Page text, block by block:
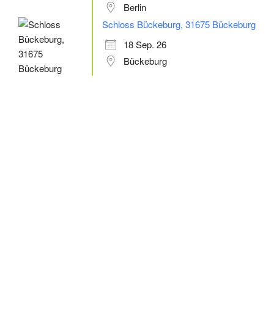
Berlin
Schloss Bückeburg, 31675 Bückeburg
18 Sep. 26
Bückeburg